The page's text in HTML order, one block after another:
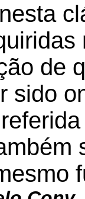
de
sido